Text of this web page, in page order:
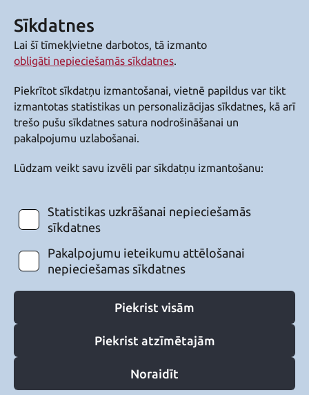
Sīkdatnes
Lai šī tīmekļvietne darbotos, tā izmanto
obligāti nepieciešamās sīkdatnes.
Piekrītot sīkdatņu izmantošanai, vietnē papildus var tikt
izmantotas statistikas un personalizācijas sīkdatnes, kā arī
trešo pušu sīkdatnes satura nodrošināšanai un
pakalpojumu uzlabošanai.
Lūdzam veikt savu izvēli par sīkdatņu izmantošanu:
Statistikas uzkrāšanai nepieciešamās
sīkdatnes
Pakalpojumu ieteikumu attēlošanai
nepieciešamas sīkdatnes
Piekrist visām
Piekrist atzīmētajām
Noraidīt